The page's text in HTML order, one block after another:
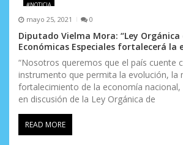
#NOTICIA
mayo 25, 2021 0
Diputado Vielma Mora: “Ley Orgánica
Económicas Especiales fortalecerá la
“Nosotros queremos que el país cuente
instrumento que permita la evolución, la
fortalecimiento de la economía
en discusión de la Ley Orgánica de
READ MORE